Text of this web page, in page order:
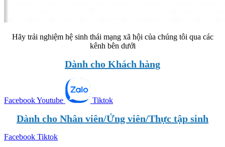
Hãy trải nghiệm hệ sinh thái mạng xã hội của chúng tôi qua các
kênh bên dưới
Dành cho Khách hàng
FacebookYoutube Tiktok
Dành cho Nhân viên/Ứng viên/Thực tập sinh
Facebook Tiktok